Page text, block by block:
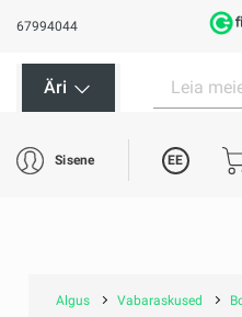
67994044
Äri
Sisene EE
Algus Vabaraskused